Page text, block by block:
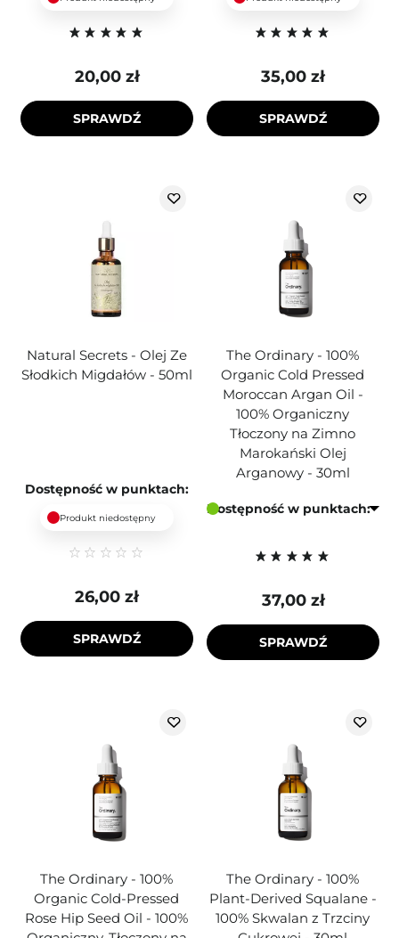
20,00 zł
SPRAWDŹ
35,00 zł
SPRAWDŹ
Natural Secrets - Olej Ze
Słodkich Migdałów - 50ml
Dostępność w punktach:
Produkt niedostępny
26,00 zł
SPRAWDŹ
The Ordinary - 100%
Organic Cold Pressed
Moroccan Argan Oil -
100% Organiczny
Tłoczony na Zimno
Marokański Olej
Arganowy - 30ml
Dostępność w punktach:
37,00 zł
SPRAWDŹ
The Ordinary - 100%
Organic Cold-Pressed
Rose Hip Seed Oil - 100%
The Ordinary - 100%
Plant-Derived Squalane -
100% Skwalan z Trzciny